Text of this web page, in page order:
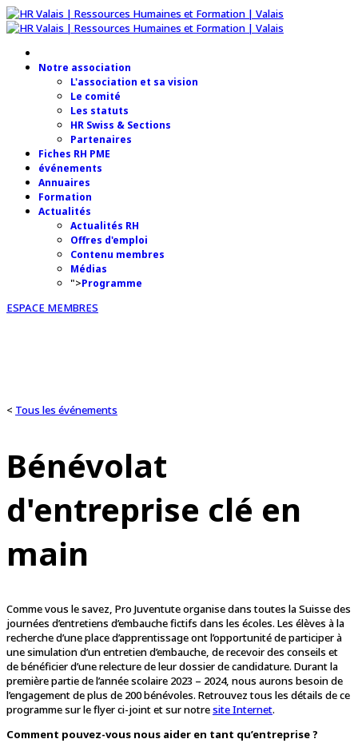
Notre association
L'association et sa vision
Le comité
Les statuts
HR Swiss & Sections
Partenaires
Fiches RH PME
événements
Annuaires
Formation
Actualités
Actualités RH
Offres d'emploi
Contenu membres
Médias
">Programme
ESPACE MEMBRES
< Tous les événements
Bénévolat
d'entreprise clé en
main
Comme vous le savez, Pro Juventute organise dans toutes la Suisse des
journées d’entretiens d’embauche fictifs dans les écoles. Les élèves à la
recherche d’une place d’apprentissage ont l’opportunité de participer à
une simulation d’un entretien d’embauche, de recevoir des conseils et
de bénéficier d’une relecture de leur dossier de candidature. Durant la
première partie de l’année scolaire 2023 – 2024, nous aurons besoin de
l’engagement de plus de 200 bénévoles. Retrouvez tous les détails de ce
programme sur le flyer ci-joint et sur notresite Internet.
Comment pouvez-vous nous aider en tant qu’entreprise ?